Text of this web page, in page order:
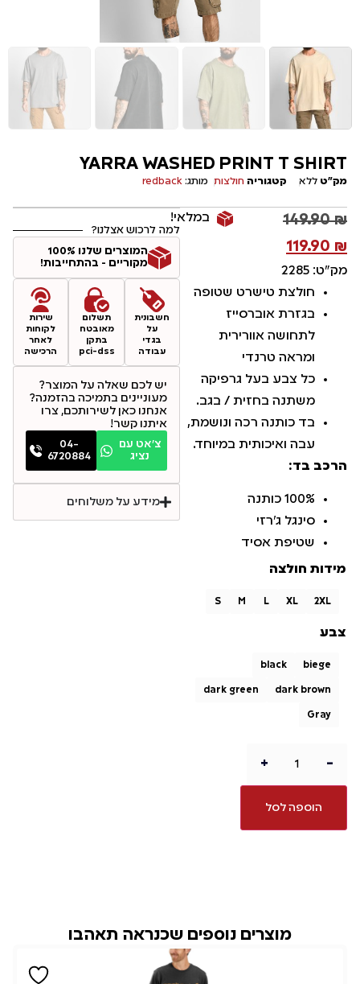
YARRA WASHED PRINT T SHIRT
מק"ט ללא קטגוריה חולצות מותג:redback
149.90₪
119.90 ₪
במלאי!
מק"ט: 2285
חולצת טישרט שטופה
בגזרת אוברסייז
לתחושה אוורירית
ומראה טרנדי
כל צבע בעל גרפיקה
משתנה בחזית / בגב.
בד כותנה רכה ונושמת,
עבה ואיכותית במיוחד.
הרכב בד:
100% כותנה
סינגל ג'רזי
שטיפת אסיד
מידות חולצה
2XL
XL
L
M
S
צבע
biege
black
dark brown
dark green
Gray
-
+
הוספה לסל
למה לרכוש אצלנו?
המוצרים שלנו 100%
מקוריים - בהתחייבות!
חשבונית
על
בגדי
עבודה
תשלום
מאובטח
בתקן
pci-dss
שירות
לקוחות
לאחר
הרכישה
יש לכם שאלה על המוצר?
מעוניינים בתמיכה בהזמנה?
אנחנו כאן לשירותכם, צרו
איתנו קשר!
צ׳אט עם
נציג
04-
6720884
מידע על משלוחים
מוצרים נוספים שכנראה תאהבו